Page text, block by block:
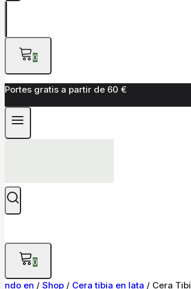
0
Portes gratis a partir de 60 €
0
ndo en / Shop / Cera tibia en lata / Cera